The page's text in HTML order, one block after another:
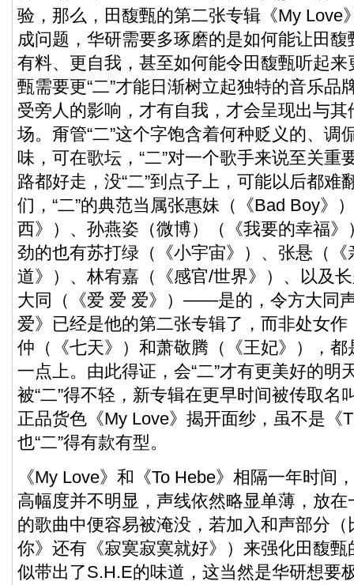
验，那么，田馥甄的第二张专辑《My Love
成问题，华研需要多琢磨的是如何能让田
有料、更自我，甚至如何能令田馥甄听起来
甄需要更“二”才能日渐树立起独特的音乐品
受旁人的影响，才有自我，才会呈现出与
场。甭管“二”这个字饱含着何种贬义的、调
味，可在歌坛，“二”对一个歌手来说至关重
路都好走，没“二”到点子上，可能以后都难
们，“二”的典范当属张惠妹（《Bad Boy》
西》）、孙燕姿（微博）（《我要的幸福》
劲的也有苏打绿（《小宇宙》）、张悬（
道》）、林宥嘉（《感官/世界》）、以及
大同（《爱 爱 爱》）——是的，令方大同
爱》已经是他的第二张专辑了，而非处女
仲（《七天》）和萧敬腾（《王妃》），都
一点上。由此得证，会“二”才有更美好的明
被“二”得不轻，新专辑在更早时间被传取名
正品货色《My Love》揭开面纱，虽不是《
也“二”得有款有型。
《My Love》和《To Hebe》相隔一年时间
高幅度并不明显，声线依然略显单薄，放
的歌曲中便容易被淹没，若加入和声部分
你》还有《寂寞寂寞就好》）来强化田馥甄
似带出了S.H.E的味道，这当然是华研想要